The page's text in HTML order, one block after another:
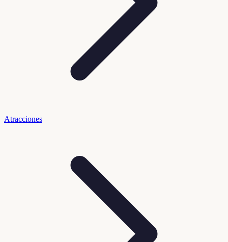
Atracciones